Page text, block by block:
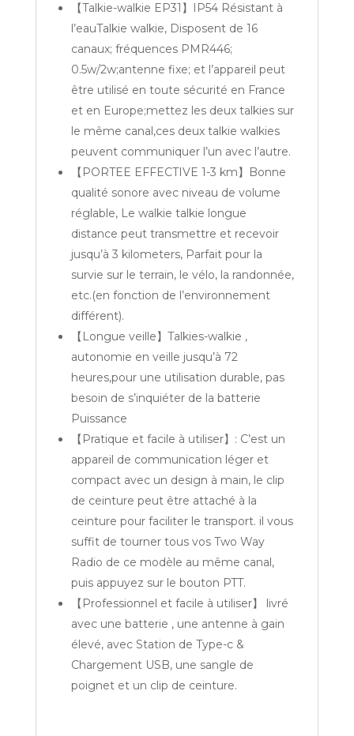
【Talkie-walkie EP31】IP54 Résistant à
l’eauTalkie walkie, Disposent de 16
canaux; fréquences PMR446;
0.5w/2w;antenne fixe; et l’appareil peut
être utilisé en toute sécurité en France
et en Europe;mettez les deux talkies sur
le même canal,ces deux talkie walkies
peuvent communiquer l’un avec l’autre.
【PORTEE EFFECTIVE 1-3 km】Bonne
qualité sonore avec niveau de volume
réglable, Le walkie talkie longue
distance peut transmettre et recevoir
jusqu’à 3 kilometers, Parfait pour la
survie sur le terrain, le vélo, la randonnée,
etc.(en fonction de l’environnement
différent).
【Longue veille】Talkies-walkie ,
autonomie en veille jusqu’à 72
heures,pour une utilisation durable, pas
besoin de s’inquiéter de la batterie
Puissance
【Pratique et facile à utiliser】: C’est un
appareil de communication léger et
compact avec un design à main, le clip
de ceinture peut être attaché à la
ceinture pour faciliter le transport. il vous
suffit de tourner tous vos Two Way
Radio de ce modèle au même canal,
puis appuyez sur le bouton PTT.
【Professionnel et facile à utiliser】 livré
avec une batterie , une antenne à gain
élevé, avec Station de Type-c &
Chargement USB, une sangle de
poignet et un clip de ceinture.